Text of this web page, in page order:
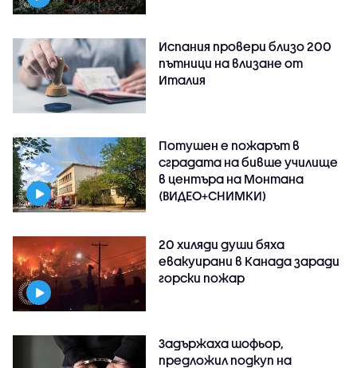
Испания провери близо 200
пътници на влизане от
Италия
Потушен е пожарът в
сградата на бивше училище
в центъра на Монтана
(ВИДЕО+СНИМКИ)
20 хиляди души бяха
евакуирани в Канада заради
горски пожар
Задържаха шофьор,
предложил подкуп на